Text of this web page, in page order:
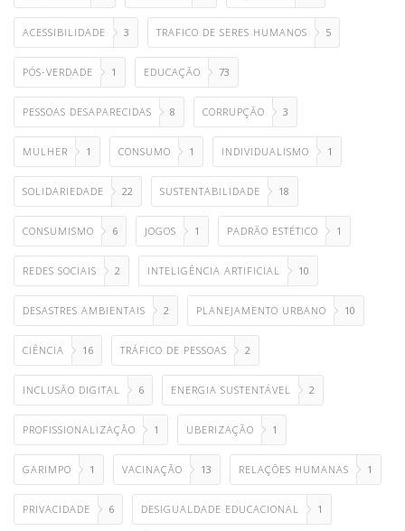
ACESSIBILIDADE 3 TRAFICO DE SERES HUMANOS 5
PÓS-VERDADE 1 EDUCAÇÃO 73
PESSOAS DESAPARECIDAS 8 CORRUPÇÃO 3
MULHER 1 CONSUMO 1 INDIVIDUALISMO 1
SOLIDARIEDADE 22 SUSTENTABILIDADE 18
CONSUMISMO 6 JOGOS 1 PADRÃO ESTÉTICO 1
REDES SOCIAIS 2 INTELIGÊNCIA ARTIFICIAL 10
DESASTRES AMBIENTAIS 2 PLANEJAMENTO URBANO 10
CIÊNCIA 16 TRÁFICO DE PESSOAS 2
INCLUSÃO DIGITAL 6 ENERGIA SUSTENTÁVEL 2
PROFISSIONALIZAÇÃO 1 UBERIZAÇÃO 1
GARIMPO 1 VACINAÇÃO 13 RELAÇÕES HUMANAS 1
PRIVACIDADE 6 DESIGUALDADE EDUCACIONAL 1